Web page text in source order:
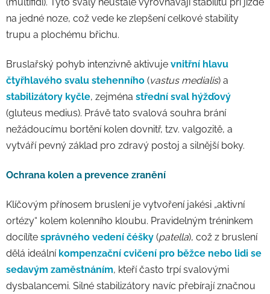
na jedné noze, což vede ke zlepšení celkové stability
trupu a plochému břichu.
Bruslařský pohyb intenzivně aktivuje vnitřní hlavu
čtyřhlavého svalu stehenního (vastus medialis) a
stabilizátory kyčle, zejména střední sval hýžďový
(gluteus medius). Právě tato svalová souhra brání
nežádoucímu bortění kolen dovnitř, tzv. valgozitě, a
vytváří pevný základ pro zdravý postoj a silnější boky.
Ochrana kolen a prevence zranění
Klíčovým přínosem bruslení je vytvoření jakési „aktivní
ortézy“ kolem kolenního kloubu. Pravidelným tréninkem
docílíte správného vedení čéšky (patella), což z bruslení
dělá ideální kompenzační cvičení pro běžce nebo lidi se
sedavým zaměstnáním, kteří často trpí svalovými
dysbalancemi. Silné stabilizátory navíc přebírají značnou